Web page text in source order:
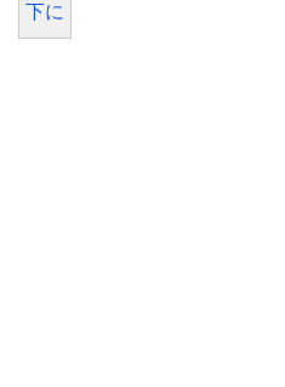
下に